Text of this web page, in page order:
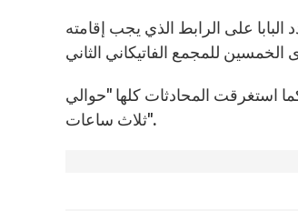
على الرابط الذي يجب إقامته
استغرقت المحادثات كلها "حوالي
ثلاث ساعات".